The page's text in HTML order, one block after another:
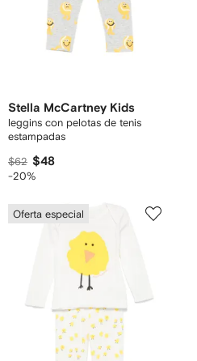
Stella McCartney Kids
leggins con pelotas de tenis
estampadas
$62 $48
-20%
Oferta especial